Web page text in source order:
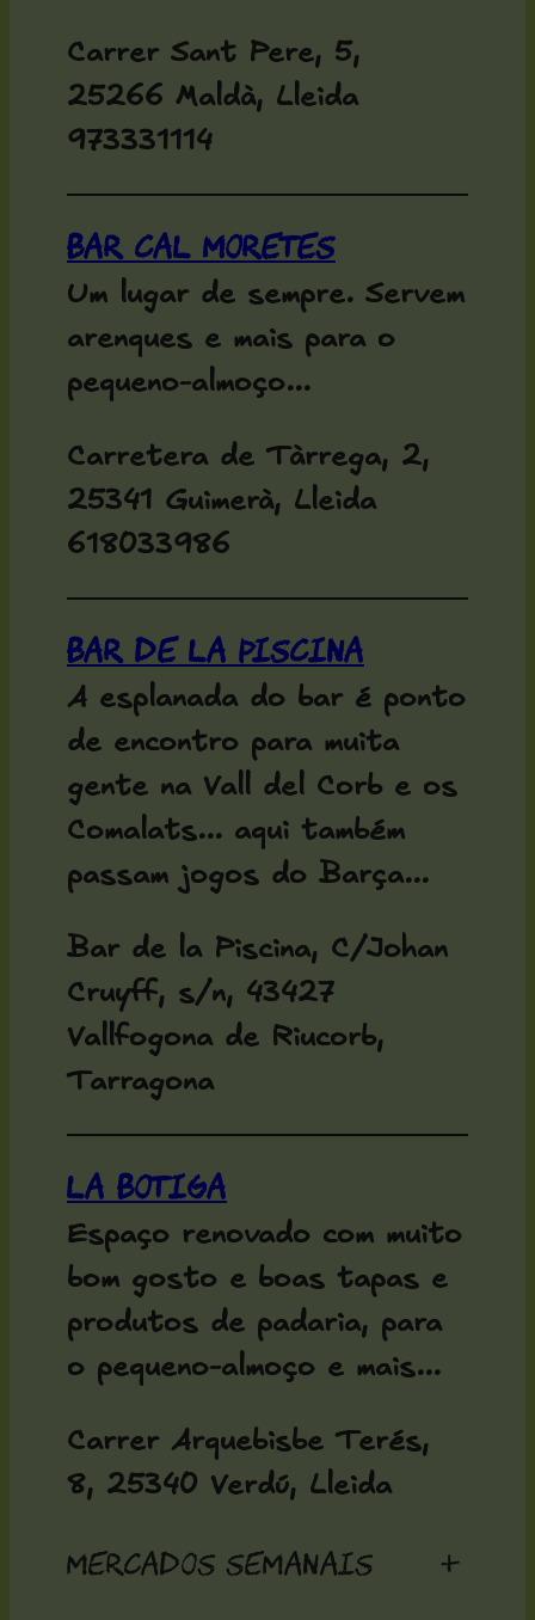
Carrer Sant Pere, 5,
25266 Maldà, Lleida
973331114
Bar Cal Moretes
Um lugar de sempre. Servem
arenques e mais para o
pequeno-almoço...
Carretera de Tàrrega, 2,
25341 Guimerà, Lleida
618033986
Bar de la Piscina
A esplanada do bar é ponto
de encontro para muita
gente na Vall del Corb e os
Comalats... aqui também
passam jogos do Barça...
Bar de la Piscina, C/Johan
Cruyff, s/n, 43427
Vallfogona de Riucorb,
Tarragona
La Botiga
Espaço renovado com muito
bom gosto e boas tapas e
produtos de padaria, para
o pequeno-almoço e mais...
Carrer Arquebisbe Terés,
8, 25340 Verdú, Lleida
Mercados semanais +